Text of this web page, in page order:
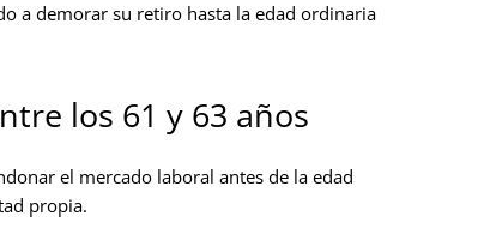
a demorar su retiro hasta la edad ordinaria
los 61 y 63 años
el mercado laboral antes de la edad
propia.